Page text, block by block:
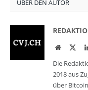
ÜBER DEN AUTOR
Website
Die
2018 aus
über